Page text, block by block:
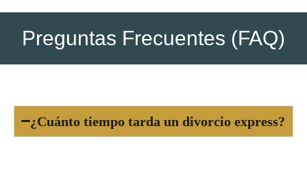
Preguntas Frecuentes (FAQ)
¿Cuánto tiempo tarda un divorcio express?